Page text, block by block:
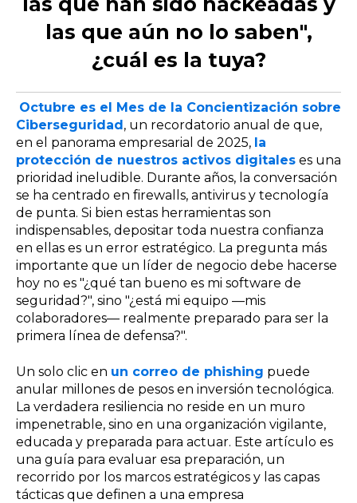
las que aún no lo saben",
¿cuál es la tuya?
Octubre es el Mes de la Concientización sobre
Ciberseguridad , un recordatorio anual de que,
en el panorama empresarial de 2025, la
protección de nuestros activos digitales es una
prioridad ineludible. Durante años, la conversación
se ha centrado en firewalls, antivirus y tecnología
de punta. Si bien estas herramientas son
indispensables, depositar toda nuestra confianza
en ellas es un error estratégico. La pregunta más
importante que un líder de negocio debe hacerse
hoy no es "¿qué tan bueno es mi software de
seguridad?", sino "¿está mi equipo —mis
colaboradores— realmente preparado para ser la
primera línea de defensa?".
Un solo clic en un correo de phishing puede
anular millones de pesos en inversión tecnológica.
La verdadera resiliencia no reside en un muro
impenetrable, sino en una organización vigilante,
educada y preparada para actuar. Este artículo es
una guía para evaluar esa preparación, un
recorrido por los marcos estratégicos y las capas
tácticas que definen a una empresa